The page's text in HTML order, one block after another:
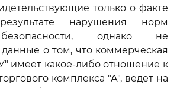
только о факте
нарушения норм
однако не
о том, что коммерческая
имеет какое-либо отношение к
комплекса "А", ведет на